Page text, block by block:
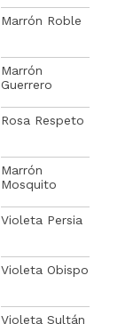
Marrón Roble
Marrón
Guerrero
Rosa Respeto
Marrón
Mosquito
Violeta Persia
Violeta Obispo
Violeta Sultán